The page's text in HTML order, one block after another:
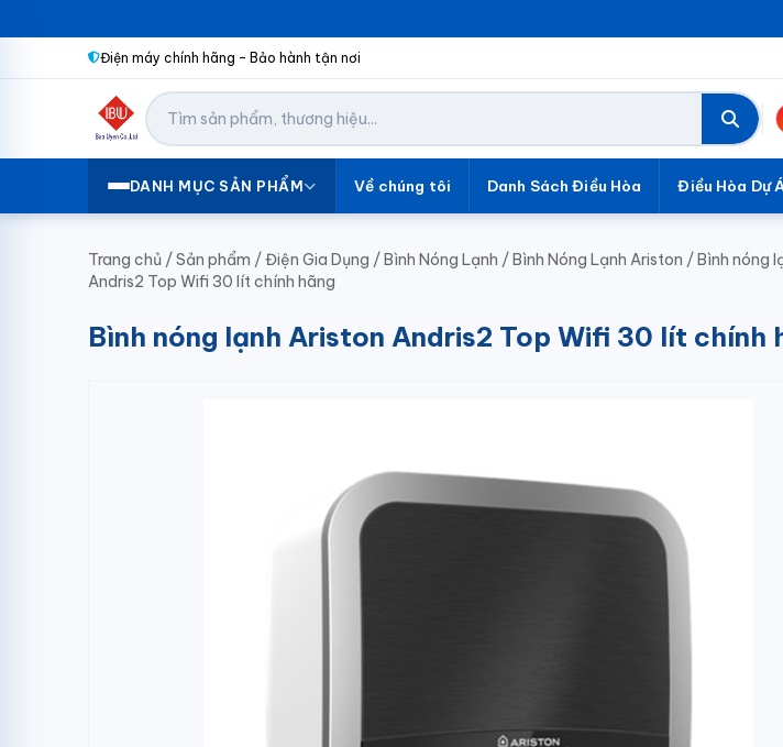
Điện máy chính hãng – Bảo hành tận nơi
DANH MỤC SẢN PHẨM Về chúng tôi Danh Sách Điều Hòa Điều Hòa Dự
Trang chủ /Sản phẩm /Điện Gia Dụng /Bình Nóng Lạnh /Bình Nóng Lạnh Ariston /Bình nóng
Andris2 Top Wifi 30 lít chính hãng
Bình nóng lạnh Ariston Andris2 Top Wifi 30 lít chính